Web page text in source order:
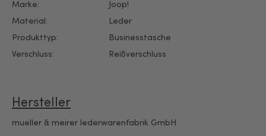
Marke:
Joop!
Material:
Leder
Produkttyp:
Businesstasche
Verschluss:
Reißverschluss
Hersteller
mueller & meirer lederwarenfabrik GmbH